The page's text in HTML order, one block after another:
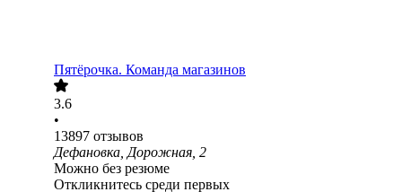
Пятёрочка. Команда магазинов
3.6
•
13897 отзывов
Дефановка, Дорожная, 2
Можно без резюме
Откликнитесь среди первых